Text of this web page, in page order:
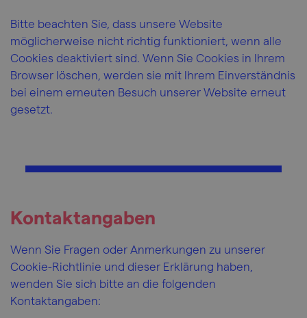
Bitte beachten Sie, dass unsere Website
möglicherweise nicht richtig funktioniert, wenn alle
Cookies deaktiviert sind. Wenn Sie Cookies in Ihrem
Browser löschen, werden sie mit Ihrem Einverständnis
bei einem erneuten Besuch unserer Website erneut
gesetzt.
Kontaktangaben
Wenn Sie Fragen oder Anmerkungen zu unserer
Cookie-Richtlinie und dieser Erklärung haben,
wenden Sie sich bitte an die folgenden
Kontaktangaben: